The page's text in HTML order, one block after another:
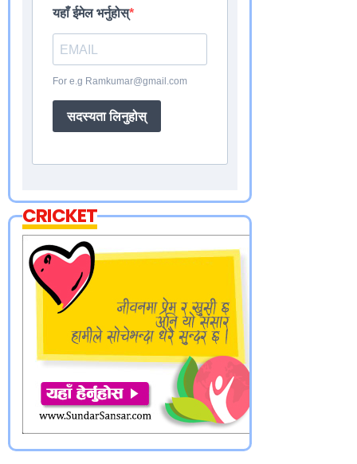
यहाँ ईमेल भर्नुहोस्
For e.g Ramkumar@gmail.com
सदस्यता लिनुहोस्
CRICKET